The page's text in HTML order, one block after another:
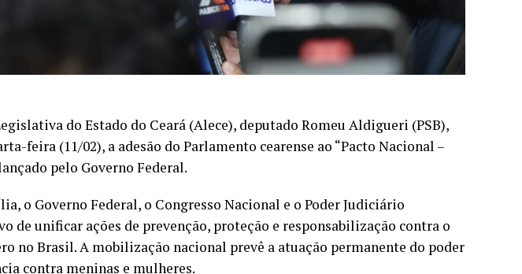
do Estado do Ceará (Alece), deputado Romeu Aldigueri (PSB),
feira (11/02), a adesão do Parlamento cearense ao “Pacto Nacional –
pelo Governo Federal.
o Governo Federal, o Congresso Nacional e o Poder Judiciário
de unificar ações de prevenção, proteção e responsabilização contra o
no Brasil. A mobilização nacional prevê a atuação permanente do poder
contra meninas e mulheres.